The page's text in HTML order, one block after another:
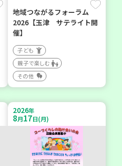
地域つながるフォーラム
2026【玉津 サテライト開
催】
子ども
親子で楽しむ
その他
2026年
8月17日(月)